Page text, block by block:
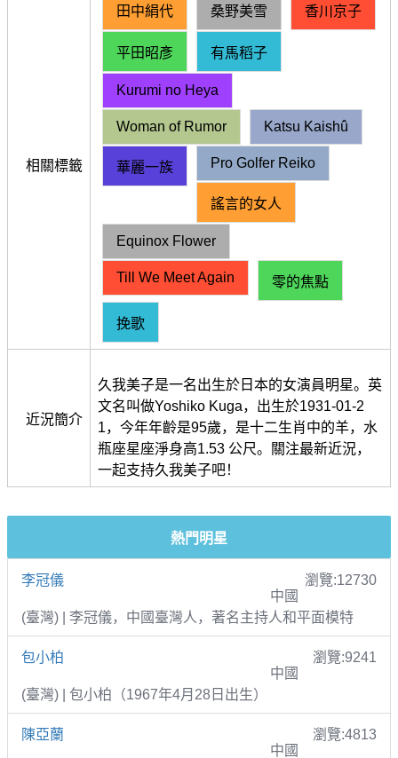
相關標籤
田中絹代 桑野美雪 香川京子
平田昭彥 有馬稻子
Kurumi no Heya
Woman of Rumor Katsu Kaishû
華麗一族 Pro Golfer Reiko
謠言的女人
Equinox Flower
Till We Meet Again 零的焦點
挽歌
近況簡介
久我美子是一名出生於日本的女演員明星。英
文名叫做Yoshiko Kuga，出生於1931-01-2
1，今年年齡是95歲，是十二生肖中的羊，水
瓶座星座淨身高1.53 公尺。關注最新近況，
一起支持久我美子吧！
熱門明星
李冠儀
瀏覽:12730
中國
(臺灣) | 李冠儀，中國臺灣人，著名主持人和平面模特
包小柏
瀏覽:9241
中國
(臺灣) | 包小柏（1967年4月28日出生）
陳亞蘭
瀏覽:4813
中國